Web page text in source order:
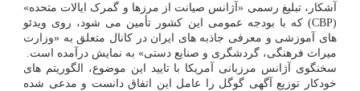
آشکار، تبلیغ رسمی «آژانس صیانت از مرزها و گمرک ایالات متحده»
(CBP) که با بودجه عمومی این کشور تأمین می شود، روی ویدئو
های آموزشی و معرفی جاذبه های ایران در کانال متعلق به «وزارت
میراث فرهنگی، گردشگری و صنایع دستی» به نمایش درآمده است.
سخنگوی آژانس مرزبانی آمریکا با تایید این موضوع، الگوریتم های
خودکار توزیع آگهی گوگل را عامل این اتفاق دانست و مدعی شده